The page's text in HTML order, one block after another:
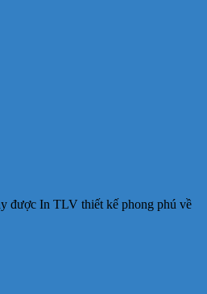
được In TLV thiết kế phong phú về